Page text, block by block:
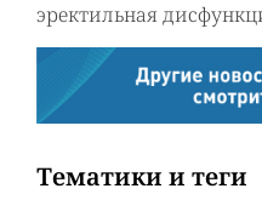
эректильная
Тематики и теги